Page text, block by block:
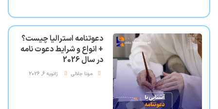
دعوتنامه استرالیا چیست؟
+ انواع و شرایط دعوت نامه
در سال 2026
مونا جلالی ژانویه 6, 2026